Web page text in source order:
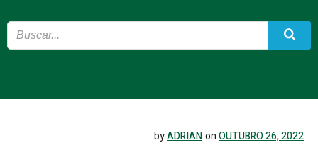
byADRIANonOUTUBRO 26, 2022